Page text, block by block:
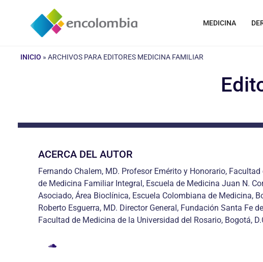
contenido
MEDICINA
INICIO » ARCHIVOS PARA EDITORES MEDICINA FAMILIAR
ACERCA DEL AUTOR
Fernando Chalem, MD. Profesor Emérito y Honorario,
de Medicina Familiar Integral, Escuela de Medicina Juan N.
Asociado, Área Bioclínica, Escuela Colombiana de Medicina,
Roberto Esguerra, MD. Director General, Fundación Santa Fe
Facultad de Medicina de la Universidad del Rosario, Bogotá,